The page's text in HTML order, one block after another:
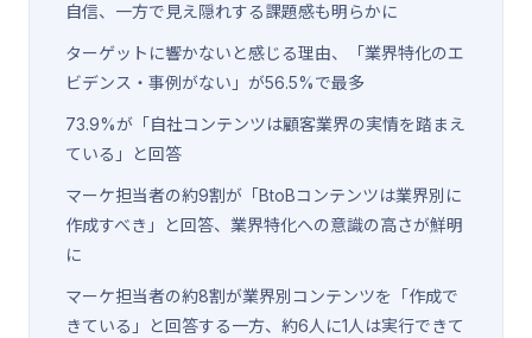
自信、一方で見え隠れする課題感も明らかに
ターゲットに響かないと感じる理由、「業界特化のエ
ビデンス・事例がない」が56.5%で最多
73.9%が「自社コンテンツは顧客業界の実情を踏まえ
ている」と回答
マーケ担当者の約9割が「BtoBコンテンツは業界別に
作成すべき」と回答、業界特化への意識の高さが鮮明
に
マーケ担当者の約8割が業界別コンテンツを「作成で
きている」と回答する一方、約6人に1人は実行できて